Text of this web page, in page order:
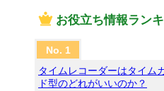
お役立ち情報ラン
タイムレコーダーはタイム
ド型のどれがいいのか？